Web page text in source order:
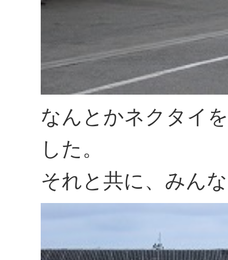
なんとかネクタイ
した。
それと共に、みん